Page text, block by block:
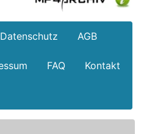
Datenschutz AGB
FAQ Kontakt